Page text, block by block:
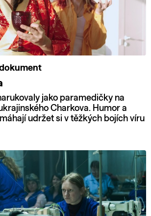
jako paramedičky na
Charkova. Humor a
udržet si v těžkých bojích víru